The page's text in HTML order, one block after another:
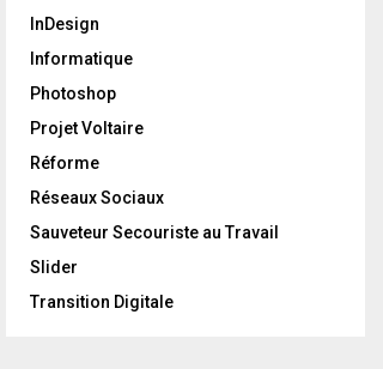
InDesign
Informatique
Photoshop
Projet Voltaire
Réforme
Réseaux Sociaux
Sauveteur Secouriste au Travail
Slider
Transition Digitale